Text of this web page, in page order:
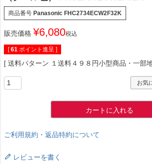
商品番号 Panasonic FHC2734ECW2F32K
販売価格 ¥6,080税込
[ 61 ポイント進呈 ]
送料パターン １送料４９８円小型商品・一部
お気
カートに入れる
ご利用規約・返品特約について
レビューを書く